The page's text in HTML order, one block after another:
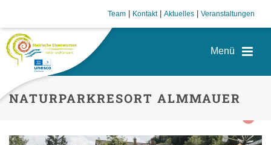
Team Kontakt| Aktuelles Veranstaltungen
NATURPARKRESORT ALMMAUER